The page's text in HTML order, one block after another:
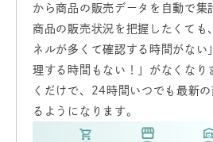
から商品の販売データを自動で集
商品の販売状況を把握したくても
ネルが多くて確認する時間がな
理する時間もない！」がなくな
くだけで、24時間いつでも最新
るようになります。